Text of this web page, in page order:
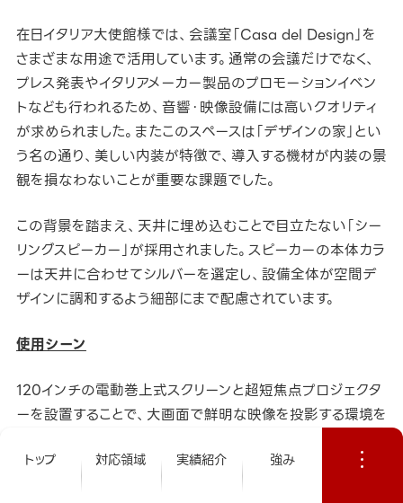
トップ 対応領域 実績紹介 強み
在日イタリア大使館様では、会議室「Casa del Design」を
さまざまな用途で活用しています。通常の会議だけでなく、
プレス発表やイタリアメーカー製品のプロモーションイベン
トなども行われるため、音響・映像設備には高いクオリティ
が求められました。またこのスペースは「デザインの家」とい
う名の通り、美しい内装が特徴で、導入する機材が内装の景
観を損なわないことが重要な課題でした。
この背景を踏まえ、天井に埋め込むことで目立たない「シー
リングスピーカー」が採用されました。スピーカーの本体カラ
ーは天井に合わせてシルバーを選定し、設備全体が空間デ
ザインに調和するよう細部にまで配慮されています。
使用シーン
120インチの電動巻上式スクリーンと超短焦点プロジェクタ
ーを設置することで、大画面で鮮明な映像を投影する環境を
ンテーションを楽しむことが可能になりました。